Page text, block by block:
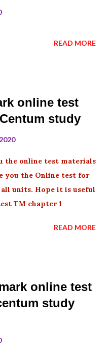
READ MORE
online test
study
the online test materials
you the Online test for
units. Hope it is useful
TM chapter 1
READ MORE
online test
study